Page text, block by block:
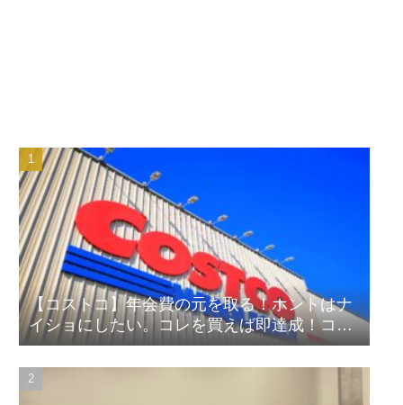
【コストコ】年会費の元を取る！ホントはナ
イショにしたい。コレを買えば即達成！コス
パ良しランキング！